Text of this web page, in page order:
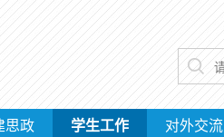
思政 学生工作 对外交流